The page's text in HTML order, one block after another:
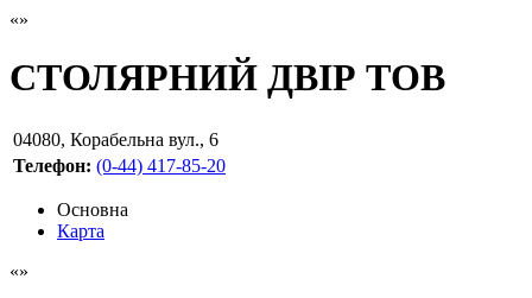
СТОЛЯРНИЙ ДВІР ТОВ
04080, Корабельна вул., 6
Телефон: (0-44) 417-85-20
Основна
Карта